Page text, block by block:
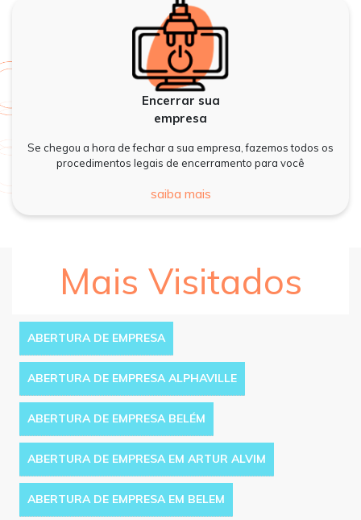
Encerrar sua
empresa
Se chegou a hora de fechar a sua empresa, fazemos todos os
procedimentos legais de encerramento para você
saiba mais
Mais Visitados
ABERTURA DE EMPRESA
ABERTURA DE EMPRESA ALPHAVILLE
ABERTURA DE EMPRESA BELÉM
ABERTURA DE EMPRESA EM ARTUR ALVIM
ABERTURA DE EMPRESA EM BELEM